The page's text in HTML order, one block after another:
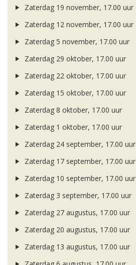
Zaterdag 19 november, 17.00 uur
Zaterdag 12 november, 17.00 uur
Zaterdag 5 november, 17.00 uur
Zaterdag 29 oktober, 17.00 uur
Zaterdag 22 oktober, 17.00 uur
Zaterdag 15 oktober, 17.00 uur
Zaterdag 8 oktober, 17.00 uur
Zaterdag 1 oktober, 17.00 uur
Zaterdag 24 september, 17.00 uur
Zaterdag 17 september, 17.00 uur
Zaterdag 10 september, 17.00 uur
Zaterdag 3 september, 17.00 uur
Zaterdag 27 augustus, 17.00 uur
Zaterdag 20 augustus, 17.00 uur
Zaterdag 13 augustus, 17.00 uur